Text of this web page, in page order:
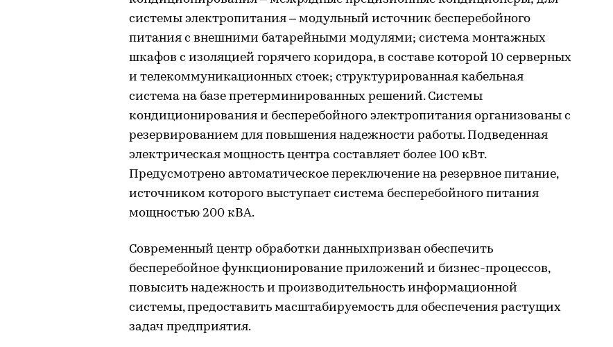
системы электропитания – модульный источник бесперебойного
питания с внешними батарейными модулями; система монтажных
шкафов с изоляцией горячего коридора, в составе которой 10 серверных
и телекоммуникационных стоек; структурированная кабельная
система на базе претерминированных решений. Системы
кондиционирования и бесперебойного электропитания организованы с
резервированием для повышения надежности работы. Подведенная
электрическая мощность центра составляет более 100 кВт.
Предусмотрено автоматическое переключение на резервное питание,
источником которого выступает система бесперебойного питания
мощностью 200 кВА.
Современный центр обработки данныхпризван обеспечить
бесперебойное функционирование приложений и бизнес-процессов,
повысить надежность и производительность информационной
системы, предоставить масштабируемость для обеспечения растущих
задач предприятия.